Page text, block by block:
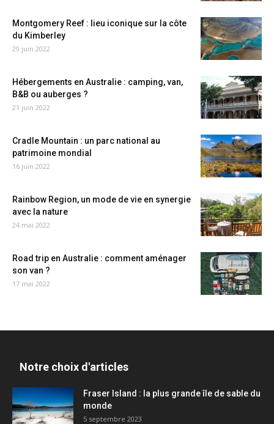
Montgomery Reef : lieu iconique sur la côte
du Kimberley
29 juin 2022
Hébergements en Australie : camping, van,
B&B ou auberges ?
21 juin 2022
Cradle Mountain : un parc national au
patrimoine mondial
16 juin 2022
Rainbow Region, un mode de vie en synergie
avec la nature
24 mai 2022
Road trip en Australie : comment aménager
son van ?
17 mai 2022
Notre choix d'articles
Fraser Island : la plus grande île de sable du
monde
5 septembre 2023